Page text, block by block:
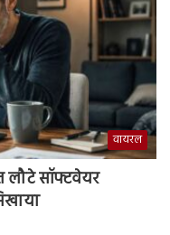
वायरल
लौटे सॉफ्टवेयर